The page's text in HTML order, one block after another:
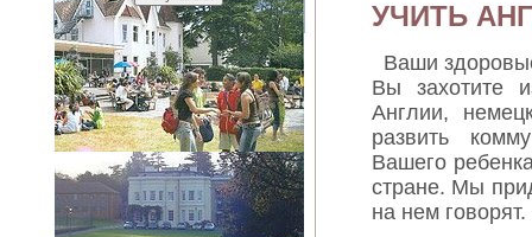
УЧИТЬ
Ваши
Вы захотите
Англии,
развить
Вашего
стране. Мы
на нем говорят.